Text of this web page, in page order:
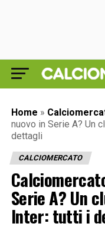
Home »
nuovo in Serie A? Un
dettagli
CALCIOMERCATO
Serie A? Un
Inter: tutti i